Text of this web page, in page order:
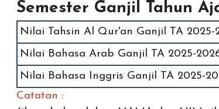
Semester Ganjil Tahun
Nilai Tahsin Al Qur'an Ganjil TA 2025-
Nilai Bahasa Arab Ganjil TA 2025-
Nilai Bahasa Inggris Ganjil TA 2025-
Catatan :